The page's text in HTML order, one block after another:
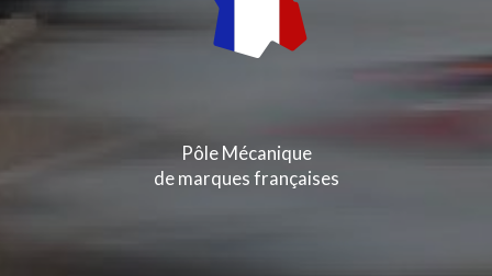
Pôle Mécanique
de marques françaises